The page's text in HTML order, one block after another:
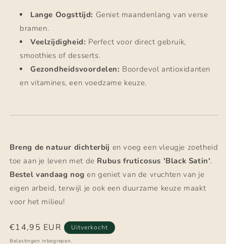
Lange Oogsttijd: Geniet maandenlang van verse
bramen.
Veelzijdigheid: Perfect voor direct gebruik,
smoothies of desserts.
Gezondheidsvoordelen: Boordevol antioxidanten
en vitamines, een voedzame keuze.
Breng de natuur dichterbij en voeg een vleugje zoetheid
toe aan je leven met de Rubus fruticosus 'Black Satin'.
Bestel vandaag nog en geniet van de vruchten van je
eigen arbeid, terwijl je ook een duurzame keuze maakt
voor het milieu!
Normale
prijs
€14,95 EUR Uitverkocht
Belastingen inbegrepen.